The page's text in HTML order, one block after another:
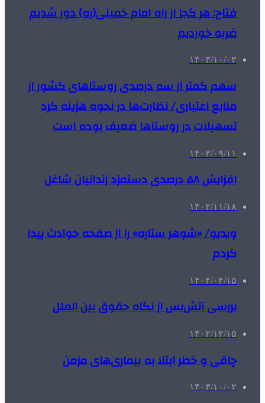
فتاح: هر کجا از راه امام خمینی(ره) دور شدیم
ضربه خوردیم
۱۴۰۳/۱۰/۰۳
سهم کمتر از سه درصدی روستاهای کشور از
منابع اعتباری/ نظارت‌ها در نحوه هزینه کرد
تسهیلات در روستاها ضعیف بوده است
۱۴۰۳/۰۹/۱۱
افزایش ۵۸ درصدی دستمزد زندانیان شاغل
۱۴۰۲/۱۱/۱۸
ویدیو/ «شوهر ستاره» را از صفحه حوادث پیدا
کردم
۱۴۰۴/۰۴/۱۵
بررسی آتش‌بس از نگاه حقوق بین الملل
۱۴۰۲/۱۲/۱۵
چاقی و خطر ابتلا به بیماری‌های مزمن
۱۴۰۳/۱۰/۰۲